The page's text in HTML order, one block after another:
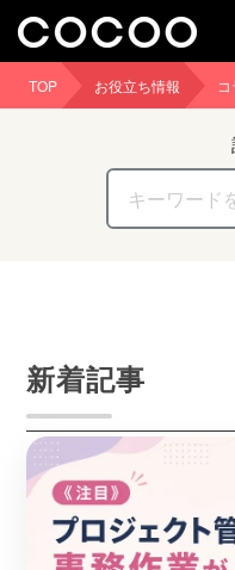
TOP お役立ち情報
これは、自
新着記事